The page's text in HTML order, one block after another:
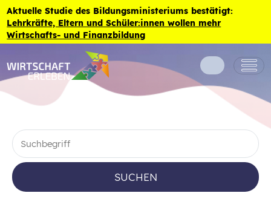
Zum Inhalt der Seite springen
Aktuelle Studie des Bildungsministeriums bestätigt:
Lehrkräfte, Eltern und Schüler:innen wollen mehr
Wirtschafts- und Finanzbildung
SUCHEN